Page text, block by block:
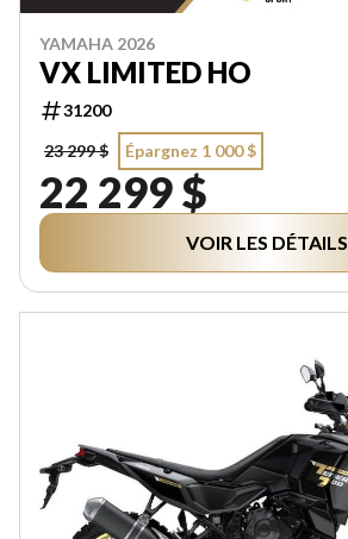
YAMAHA 2026
VX LIMITED HO
31200
23 299 $
Épargnez 1 000 $
22 299 $
VOIR LES DÉTAILS